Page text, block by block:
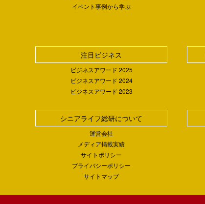
イベント事例から学ぶ
注目ビジネス
ビジネスアワード 2025
ビジネスアワード 2024
ビジネスアワード 2023
シニアライフ総研について
運営会社
メディア掲載実績
サイトポリシー
プライバシーポリシー
サイトマップ